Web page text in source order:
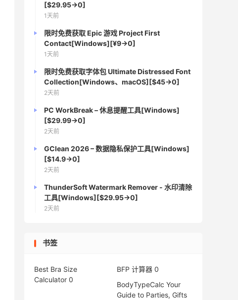
[$29.95→0]
1天前
限时免费获取 Epic 游戏 Project First
Contact[Windows][¥9→0]
1天前
限时免费获取字体包 Ultimate Distressed Font
Collection[Windows、macOS][$45→0]
2天前
PC WorkBreak – 休息提醒工具[Windows]
[$29.99→0]
2天前
GClean 2026 – 数据隐私保护工具[Windows]
[$14.9→0]
2天前
ThunderSoft Watermark Remover - 水印清除
工具[Windows][$29.95→0]
2天前
书签
Best Bra Size
Calculator 0
BFP 计算器 0
BodyTypeCalc Your
Guide to Parties, Gifts